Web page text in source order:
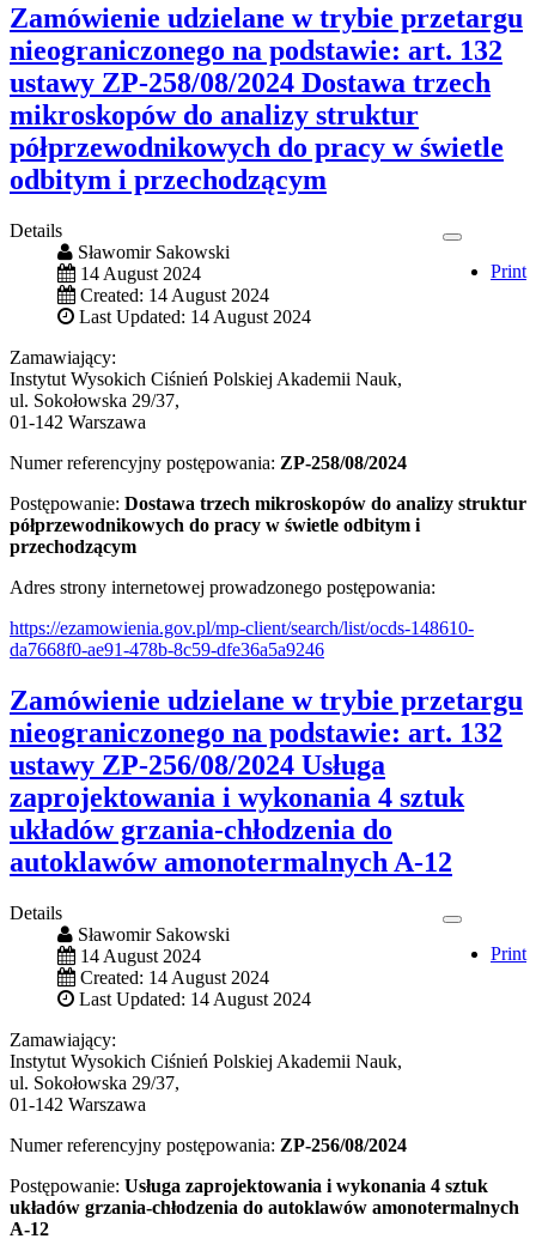
Zamówienie udzielane w trybie przetargu
nieograniczonego na podstawie: art. 132
ustawy ZP-258/08/2024 Dostawa trzech
mikroskopów do analizy struktur
półprzewodnikowych do pracy w świetle
odbitym i przechodzącym
Print
Details
Sławomir Sakowski
14 August 2024
Created: 14 August 2024
Last Updated: 14 August 2024
Zamawiający:
Instytut Wysokich Ciśnień Polskiej Akademii Nauk,
ul. Sokołowska 29/37,
01-142 Warszawa
Numer referencyjny postępowania: ZP-258/08/2024
Postępowanie: Dostawa trzech mikroskopów do analizy struktur
półprzewodnikowych do pracy w świetle odbitym i
przechodzącym
Adres strony internetowej prowadzonego postępowania:
https://ezamowienia.gov.pl/mp-client/search/list/ocds-148610-
da7668f0-ae91-478b-8c59-dfe36a5a9246
Zamówienie udzielane w trybie przetargu
nieograniczonego na podstawie: art. 132
ustawy ZP-256/08/2024 Usługa
zaprojektowania i wykonania 4 sztuk
układów grzania-chłodzenia do
autoklawów amonotermalnych A-12
Print
Details
Sławomir Sakowski
14 August 2024
Created: 14 August 2024
Last Updated: 14 August 2024
Zamawiający:
Instytut Wysokich Ciśnień Polskiej Akademii Nauk,
ul. Sokołowska 29/37,
01-142 Warszawa
Numer referencyjny postępowania: ZP-256/08/2024
Postępowanie: Usługa zaprojektowania i wykonania 4 sztuk
układów grzania-chłodzenia do autoklawów amonotermalnych
A-12